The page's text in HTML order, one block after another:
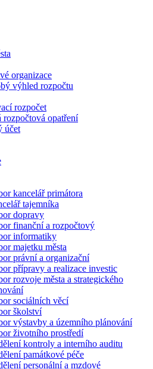
organizace
výhled rozpočtu
rozpočet
rozpočtová opatření
účet
kancelář primátora
tajemníka
dopravy
finanční a rozpočtový
informatiky
majetku města
právní a organizační
přípravy a realizace investic
rozvoje města a strategického
sociálních věcí
školství
výstavby a územního plánování
životního prostředí
kontroly a interního auditu
památkové péče
personální a mzdové